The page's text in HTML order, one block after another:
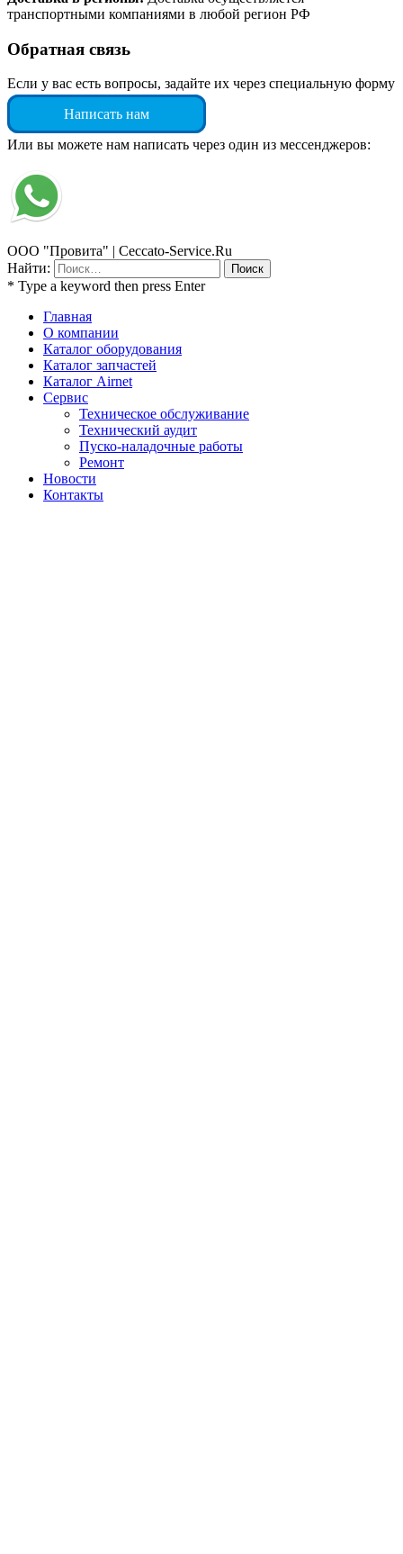
транспортными компаниями в любой регион РФ
Обратная связь
Если у вас есть вопросы, задайте их через специальную форму
Написать нам
Или вы можете нам написать через один из мессенджеров:
ООО "Провита" | Ceccato-Service.Ru
Найти:
* Type a keyword then press Enter
Главная
О компании
Каталог оборудования
Каталог запчастей
Каталог Airnet
Сервис
Техническое обслуживание
Технический аудит
Пуско-наладочные работы
Ремонт
Новости
Контакты